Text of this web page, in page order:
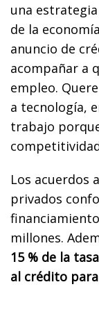
una
de la
anuncio de
acompañar a
empleo.
a tecnología,
trabajo
Los acuerdos
privados
millones.
15 % de la
al crédito